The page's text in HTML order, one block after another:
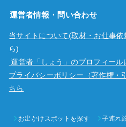
運営者情報・問い合わせ
当サイトについて(取材・お仕事
ら)
運営者「しょう」のプロフィール
プライバシーポリシー（著作権・
ちら
お出かけスポットを探す 子連れ